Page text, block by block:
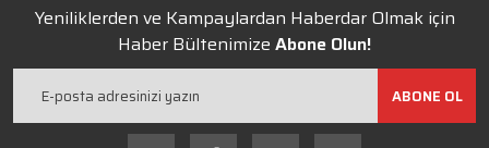
Yeniliklerden ve Kampaylardan Haberdar Olmak için
Haber Bültenimize Abone Olun!
ABONE OL